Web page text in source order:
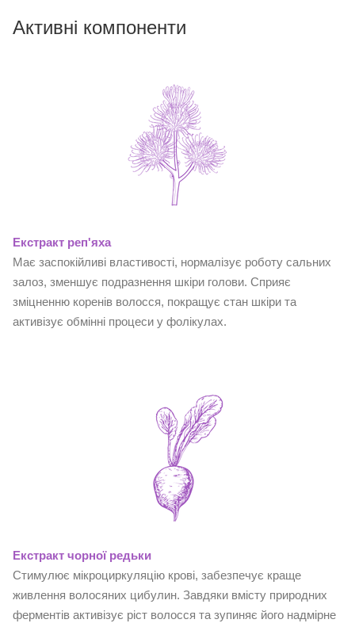
Активні компоненти
Екстракт реп'яха
Має заспокійливі властивості, нормалізує роботу сальних
залоз, зменшує подразнення шкіри голови. Сприяє
зміцненню коренів волосся, покращує стан шкіри та
активізує обмінні процеси у фолікулах.
Екстракт чорної редьки
Стимулює мікроциркуляцію крові, забезпечує краще
живлення волосяних цибулин. Завдяки вмісту природних
ферментів активізує ріст волосся та зупиняє його надмірне